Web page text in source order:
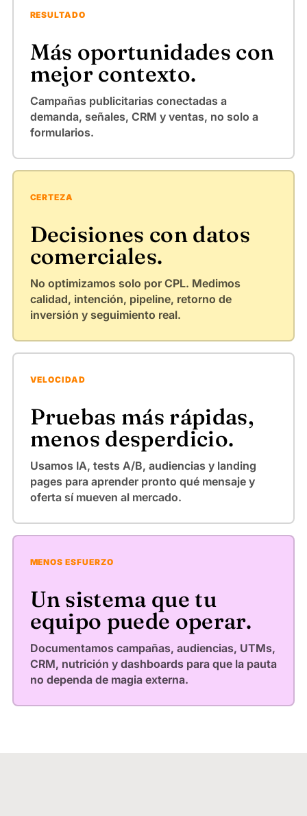
RESULTADO
Más oportunidades con
mejor contexto.
Campañas publicitarias conectadas a
demanda, señales, CRM y ventas, no solo a
formularios.
CERTEZA
Decisiones con datos
comerciales.
No optimizamos solo por CPL. Medimos
calidad, intención, pipeline, retorno de
inversión y seguimiento real.
VELOCIDAD
Pruebas más rápidas,
menos desperdicio.
Usamos IA, tests A/B, audiencias y landing
pages para aprender pronto qué mensaje y
oferta sí mueven al mercado.
MENOS ESFUERZO
Un sistema que tu
equipo puede operar.
Documentamos campañas, audiencias, UTMs,
CRM, nutrición y dashboards para que la pauta
no dependa de magia externa.